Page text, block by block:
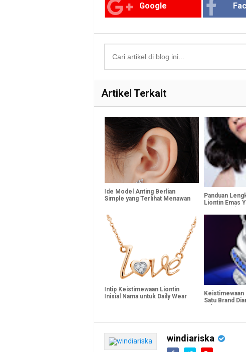
Google
Artikel Terkait
Ide Model Anting Berlian
Simple yang Terlihat Menawan
Panduan
Liontin Emas
Dengan Usia
Intip Keistimewaan Liontin
Inisial Nama untuk Daily Wear
Keistimewaan
Satu Brand
Jakarta
windiariska